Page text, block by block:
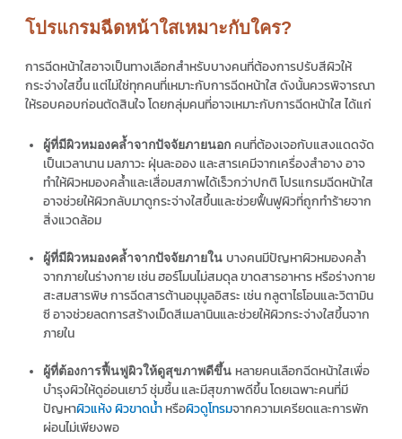
โปรแกรมฉีดหน้าใสเหมาะกับใคร?
การฉีดหน้าใสอาจเป็นทางเลือกสำหรับบางคนที่ต้องการปรับสีผิวให้
กระจ่างใสขึ้น แต่ไม่ใช่ทุกคนที่เหมาะกับการฉีดหน้าใส ดังนั้นควรพิจารณา
ให้รอบคอบก่อนตัดสินใจ โดยกลุ่มคนที่อาจเหมาะกับการฉีดหน้าใส ได้แก่
ผู้ที่มีผิวหมองคล้ำจากปัจจัยภายนอก คนที่ต้องเจอกับแสงแดดจัด
เป็นเวลานาน มลภาวะ ฝุ่นละออง และสารเคมีจากเครื่องสำอาง อาจ
ทำให้ผิวหมองคล้ำและเสื่อมสภาพได้เร็วกว่าปกติ โปรแกรมฉีดหน้าใส
อาจช่วยให้ผิวกลับมาดูกระจ่างใสขึ้นและช่วยฟื้นฟูผิวที่ถูกทำร้ายจาก
สิ่งแวดล้อม
ผู้ที่มีผิวหมองคล้ำจากปัจจัยภายใน บางคนมีปัญหาผิวหมองคล้ำ
จากภายในร่างกาย เช่น ฮอร์โมนไม่สมดุล ขาดสารอาหาร หรือร่างกาย
สะสมสารพิษ การฉีดสารต้านอนุมูลอิสระ เช่น กลูตาไธโอนและวิตามิน
ซี อาจช่วยลดการสร้างเม็ดสีเมลานินและช่วยให้ผิวกระจ่างใสขึ้นจาก
ภายใน
ผู้ที่ต้องการฟื้นฟูผิวให้ดูสุขภาพดีขึ้น หลายคนเลือกฉีดหน้าใสเพื่อ
บำรุงผิวให้ดูอ่อนเยาว์ ชุ่มชื้น และมีสุขภาพดีขึ้น โดยเฉพาะคนที่มี
ปัญหาผิวแห้ง ผิวขาดน้ำหรือผิวดูโทรมจากความเครียดและการพัก
ผ่อนไม่เพียงพอ